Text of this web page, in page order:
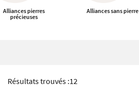
Alliances pierres
précieuses
Alliances sans pierre
Résultats trouvés :12